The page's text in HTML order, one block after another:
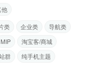
他
类 企业类
导航类
MIP
淘宝客/商城
群
纯手机主题